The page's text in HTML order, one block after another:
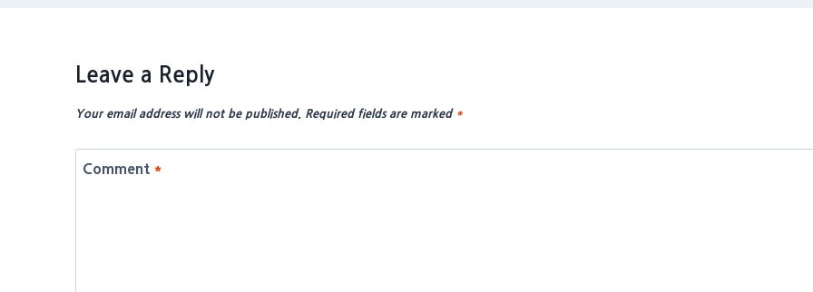
Leave a Reply
Your email address will not be published. Required fields are marked *
Comment *